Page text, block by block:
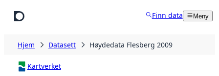
Finn data Meny
Hjem Datasett Høydedata Flesberg 2009
Kartverket